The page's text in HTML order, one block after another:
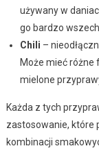
używany w
go bardzo
Chili –
Może mieć różne
mielone
Każda z tych
zastosowanie, które
kombinacji